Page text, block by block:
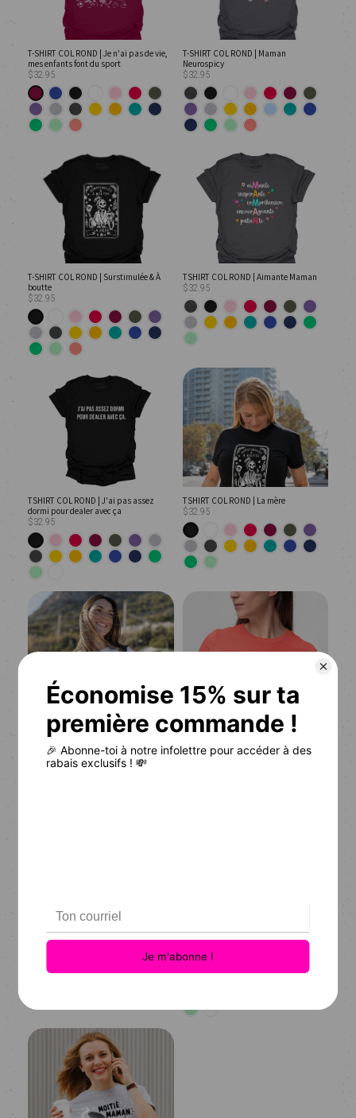
T-SHIRT COL ROND | Je n'ai pas de vie,
mes enfants font du sport
$32.95
T-SHIRT COL ROND | Maman
Neurospicy
$32.95
T-SHIRT COL ROND | Surstimulée & À
boutte
$32.95
TSHIRT COL ROND | Aimante Maman
$32.95
TSHIRT COL ROND | J'ai pas assez
dormi pour dealer avec ça
$32.95
TSHIRT COL ROND | La mère
$32.95
TSHIRT COL ROND | Maman en
vacances
$32.95
TSHIRT COL ROND | Maman stressée
$32.95
TSHIRT COL ROND | Même à boutte TSHIRT COL ROND | Mère... veilleuse
$32.95